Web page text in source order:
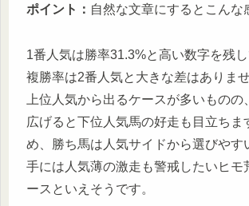
ポイント： 自然な文章にするとこんな
1番人気は勝率31.3%と高い数字を残し
複勝率は2番人気と大きな差はありま
上位人気から出るケースが多いものの
広げると下位人気馬の好走も目立ちま
め、勝ち馬は人気サイドから選びやす
手には人気薄の激走も警戒したいヒモ
ースといえそうです。